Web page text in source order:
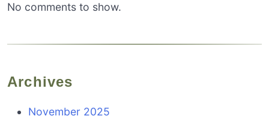
No comments to show.
Archives
November 2025